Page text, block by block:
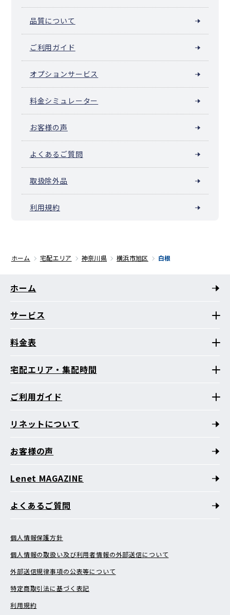
品質について
ご利用ガイド
オプションサービス
料金シミュレーター
お客様の声
よくあるご質問
取扱除外品
利用規約
ホーム 宅配エリア 神奈川県 横浜市旭区 白根
ホーム
サービス
料金表
宅配エリア・集配時間
ご利用ガイド
リネットについて
お客様の声
Lenet MAGAZINE
よくあるご質問
個人情報保護方針
個人情報の取扱い及び利用者情報の外部送信について
外部送信規律事項の公表等について
特定商取引法に基づく表記
利用規約